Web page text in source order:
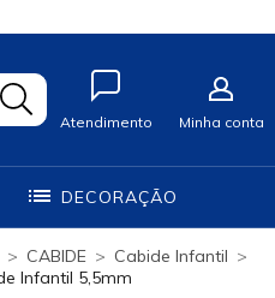
Atendimento Minha conta
DECORAÇÃO
> CABIDE > Cabide Infantil >
Infantil 5,5mm